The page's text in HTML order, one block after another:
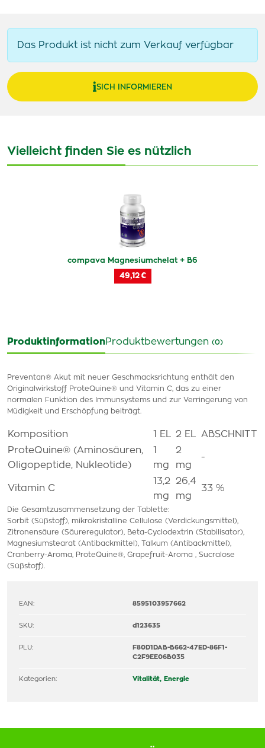
Das Produkt ist nicht zum Verkauf verfügbar
SICH INFORMIEREN
Vielleicht finden Sie es nützlich
compava Magnesiumchelat + B6
49,12 €
ProduktinformationProduktbewertungen (0)
Preventan® Akut mit neuer Geschmacksrichtung enthält den
Originalwirkstoff ProteQuine® und Vitamin C, das zu einer
normalen Funktion des Immunsystems und zur Verringerung von
Müdigkeit und Erschöpfung beiträgt.
Komposition 1 EL 2 EL
ABSCHNITT
ProteQuine® (Aminosäuren,
Oligopeptide, Nukleotide)
1
mg
2
mg
-
Vitamin C
13,2
mg
26,4
mg
33 %
Die Gesamtzusammensetzung der Tablette:
Sorbit (Süßstoff), mikrokristalline Cellulose (Verdickungsmittel),
Zitronensäure (Säureregulator), Beta-Cyclodextrin (Stabilisator),
Magnesiumstearat (Antibackmittel), Talkum (Antibackmittel),
Cranberry-Aroma, ProteQuine®, Grapefruit-Aroma , Sucralose
(Süßstoff).
EAN: 8595103957662
SKU: d123635
PLU:
F80D1DAB-B662-47ED-86F1-
C2F9EE06B035
Kategorien: Vitalität, Energie